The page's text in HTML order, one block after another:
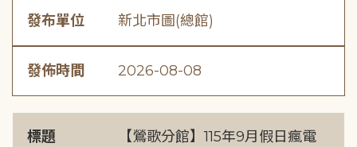
發布單位 新北市圖(總館)
發佈時間 2026-08-08
標題
【鶯歌分館】115年9月假日瘋電